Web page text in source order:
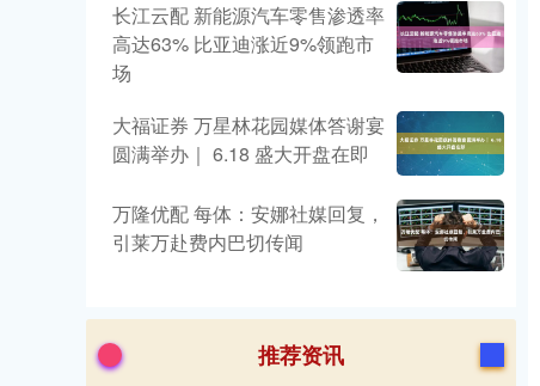
长江云配 新能源汽车零售渗透率
高达63% 比亚迪涨近9%领跑市
场
大福证券 万星林花园媒体答谢宴
圆满举办｜ 6.18 盛大开盘在即
万隆优配 每体：安娜社媒回复，
引莱万赴费内巴切传闻
推荐资讯